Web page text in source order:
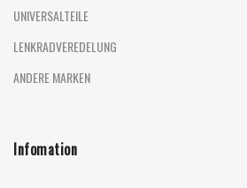
UNIVERSALTEILE
LENKRADVEREDELUNG
ANDERE MARKEN
Infomation